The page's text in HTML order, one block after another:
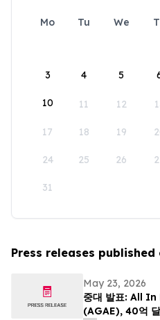
Mo Tu We
3 4 5
10 11 12
17 18 19
24 25 26
31
Press releases published
May 23, 2026
중대 발표: All
(AGAE), 40억